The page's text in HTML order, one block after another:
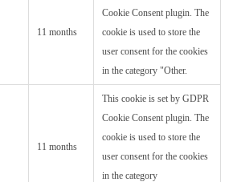
11 months
Cookie Consent plugin. The
cookie is used to store the
user consent for the cookies
in the category "Other.
11 months
This cookie is set by GDPR
Cookie Consent plugin. The
cookie is used to store the
user consent for the cookies
in the category